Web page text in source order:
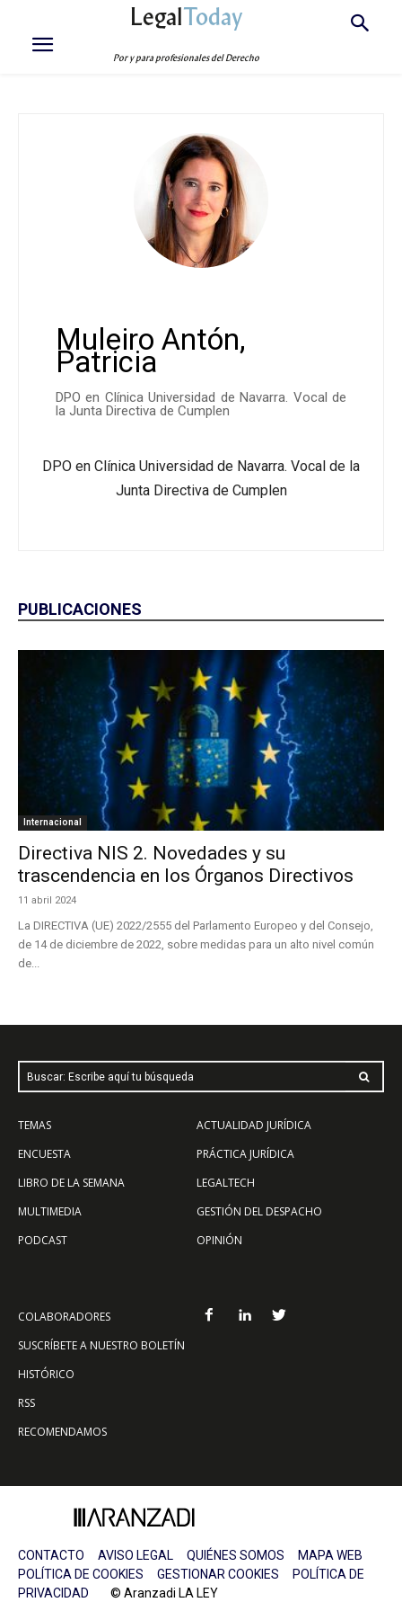
LegalToday
Por y para profesionales del Derecho
Muleiro Antón,
Patricia
DPO en Clínica Universidad de Navarra. Vocal de
la Junta Directiva de Cumplen
DPO en Clínica Universidad de Navarra. Vocal de la
Junta Directiva de Cumplen
PUBLICACIONES
Internacional
Directiva NIS 2. Novedades y su
trascendencia en los Órganos Directivos
11 abril 2024
La DIRECTIVA (UE) 2022/2555 del Parlamento Europeo y del Consejo,
de 14 de diciembre de 2022, sobre medidas para un alto nivel común
de...
Buscar: Escribe aquí tu búsqueda
TEMAS
ENCUESTA
LIBRO DE LA SEMANA
MULTIMEDIA
PODCAST
ACTUALIDAD JURÍDICA
PRÁCTICA JURÍDICA
LEGALTECH
GESTIÓN DEL DESPACHO
OPINIÓN
COLABORADORES
SUSCRÍBETE A NUESTRO BOLETÍN
HISTÓRICO
RSS
RECOMENDAMOS
CONTACTO AVISO LEGAL QUIÉNES SOMOS
MAPA WEB
POLÍTICA DE COOKIES
GESTIONAR COOKIES
POLÍTICA DE
PRIVACIDAD © Aranzadi LA LEY